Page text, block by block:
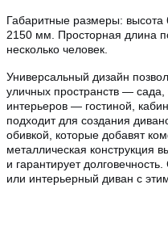
Габаритные размеры:
2150 мм. Просторная длина
несколько человек.
Универсальный дизайн
уличных пространств —
интерьеров — гостиной,
подходит для создания
обивкой, которые добавят
металлическая конструкция
и гарантирует
или интерьерный диван с